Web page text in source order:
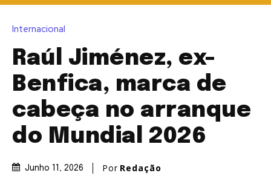
Internacional
Raúl Jiménez, ex-
Benfica, marca de
cabeça no arranque
do Mundial 2026
Junho 11, 2026 Por Redação